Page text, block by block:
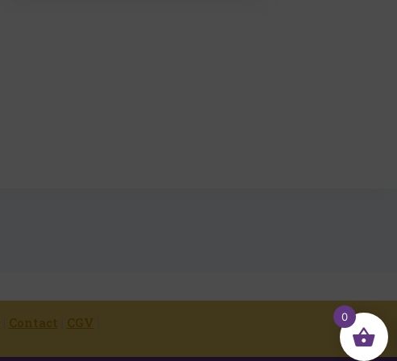
| Contact | CGV | 0